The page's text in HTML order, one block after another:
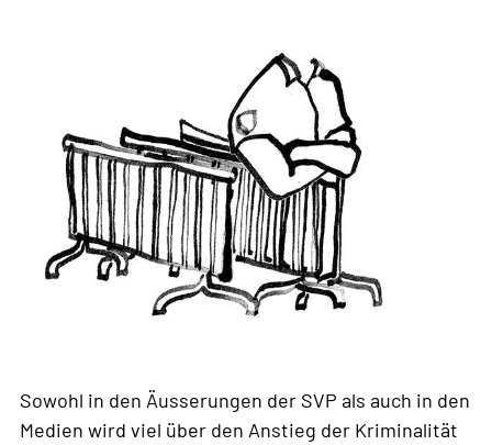
Sowohl in den Äusserungen der SVP als auch in den
Medien wird viel über den Anstieg der Kriminalität